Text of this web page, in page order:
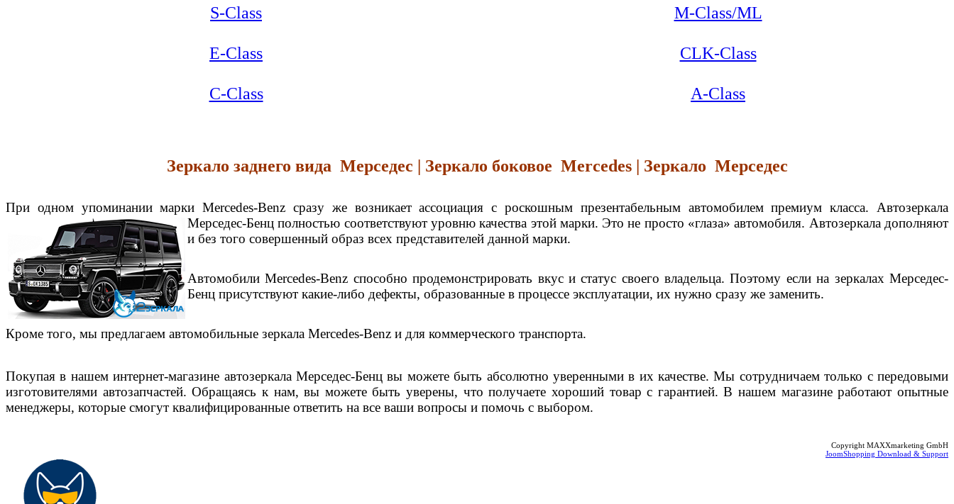
S-Class M-Class/ML
E-Class CLK-Class
C-Class A-Class
Зеркало заднего вида Мерседес | Зеркало боковое Mercedes | Зеркало Мерседес
При одном упоминании марки Mercedes-Benz сразу же возникает ассоциация с роскошным презентабельным автомобилем премиум класса. Автозеркала
Мерседес-Бенцполностью соответствуют уровню качества этой марки. Это не просто «глаза» автомобиля. Автозеркала дополняют
и без того совершенный образ всех представителей данной марки.
АвтомобилиMercedes-Benz способно продемонстрировать вкус и статус своего владельца. Поэтому если на зеркалахМерседес-
Бенц присутствуют какие-либо дефекты, образованные в процессе эксплуатации, их нужно сразу же заменить.
Кроме того, мы предлагаем автомобильные зеркала Mercedes-Benz и для коммерческого транспорта.
Покупая в нашем интернет-магазине автозеркала Мерседес-Бенцвы можете быть абсолютно уверенными в их качестве. Мы сотрудничаем только с передовыми
изготовителями автозапчастей. Обращаясь к нам, вы можете быть уверены, что получаете хороший товар с гарантией. В нашем магазине работают опытные
менеджеры, которые смогут квалифицированные ответить на все ваши вопросы и помочь с выбором.
Copyright MAXXmarketing GmbH
JoomShopping Download & Support